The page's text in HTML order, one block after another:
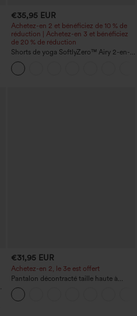
€35,95 EUR
Achetez-en 2 et bénéficiez de 10 % de
réduction | Achetez-en 3 et bénéficiez
de 20 % de réduction
Shorts de yoga SoftlyZero™ Airy 2-en-1
InstantCool, super taille haute, 7" avec
poches
€31,95 EUR
Achetez-en 2, le 3e est offert
Pantalon décontracté taille haute à
cordon, coupe large en mélange de lin,
avec poches